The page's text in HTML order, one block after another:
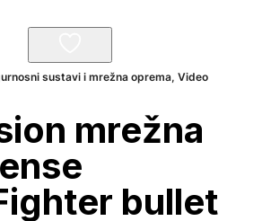
sustavi i mrežna oprema,Video
mrežna
bullet